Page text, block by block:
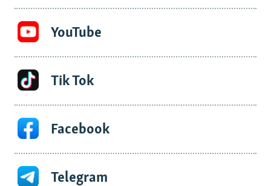
YouTube
Tik Tok
Facebook
Telegram